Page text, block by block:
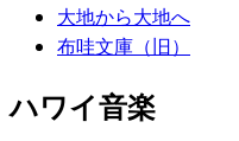
大地から大地へ
布哇文庫（旧）
ハワイ音楽